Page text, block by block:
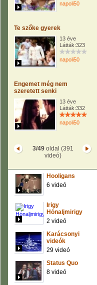
napoli50
Te szőke gyerek
13 éve
Látták:323
napoli50
Engemet még nem
szeretett senki
13 éve
Látták:332
napoli50
3/49 oldal (391
videó)
Hooligans
6 videó
Irigy
Hónaljmirigy
2 videó
Karácsonyi
videók
29 videó
Status Quo
8 videó